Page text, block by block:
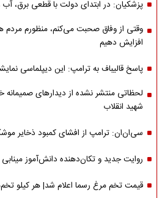
پزشکیان: در ابتدای دولت با قطعی برق، آب
وقتی از وفاق صحبت می‌کنم، منظورم مردم
افزایش دهیم
پاسخ قالیباف به ترامپ: این دیپلماسی
لحظاتی منتشر نشده از دیدارهای صمیمانه
شهید انقلاب
سی‌ان‌ان: ترامپ از افشای کمبود ذخایر
روایت جدید و تکان‌دهنده دانش‌آموز
قیمت تخم مرغ رسما اعلام شد| هر کیلو